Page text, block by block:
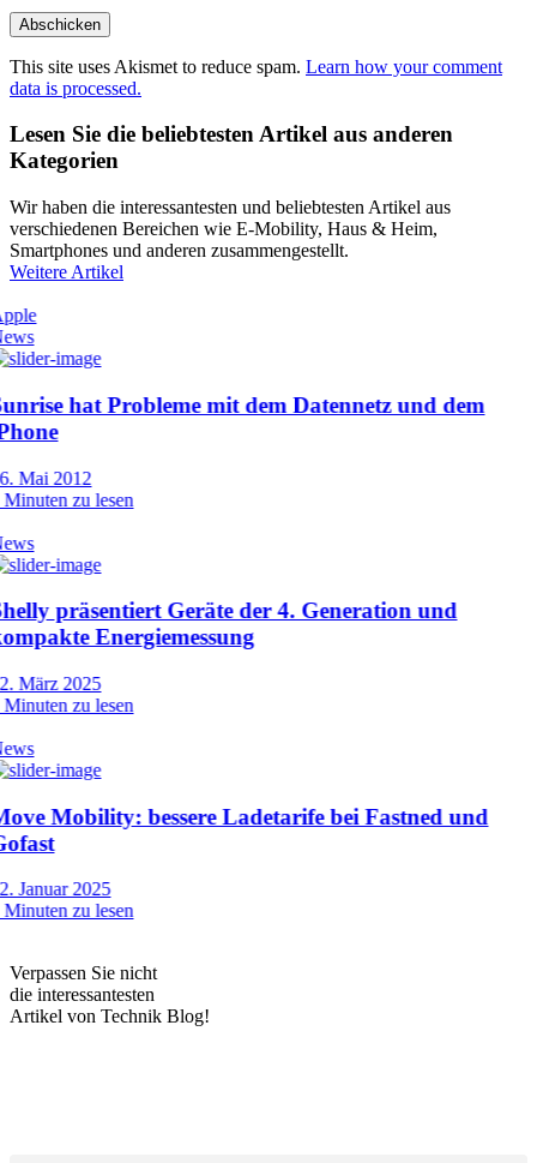
This site uses Akismet to reduce spam. Learn how your comment
data is processed.
Lesen Sie die beliebtesten Artikel aus anderen
Kategorien
Wir haben die interessantesten und beliebtesten Artikel aus
verschiedenen Bereichen wie E-Mobility, Haus & Heim,
Smartphones und anderen zusammengestellt.
Weitere Artikel
Verpassen Sie nicht
die interessantesten
Artikel von Technik Blog!